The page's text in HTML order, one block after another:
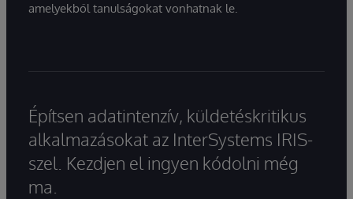
amelyekből tanulságokat vonhatnak le.
Építsen adatintenzív, küldetéskritikus
alkalmazásokat az InterSystems IRIS-
szel. Kezdjen el ingyen kódolni még
ma.